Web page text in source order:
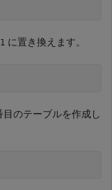
に置き換えます。
のテーブルを作成し